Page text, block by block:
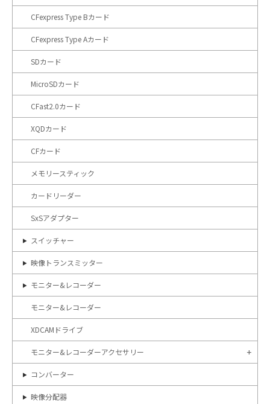
CFexpress Type Bカード
CFexpress Type Aカード
SDカード
MicroSDカード
CFast2.0カード
XQDカード
CFカード
メモリースティック
カードリーダー
SxSアダプター
スイッチャー
映像トランスミッター
モニター&レコーダー
モニター&レコーダー
XDCAMドライブ
モニター&レコーダーアクセサリー
コンバーター
映像分配器